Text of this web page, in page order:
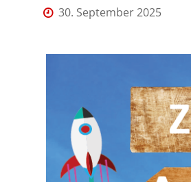
30. September 2025